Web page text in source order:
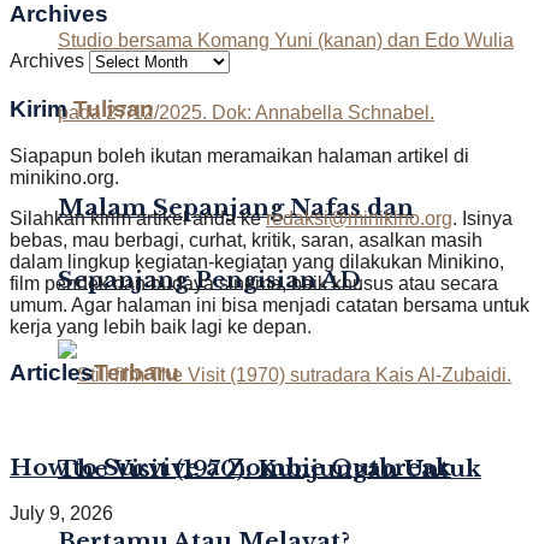
Malam Sepanjang Nafas dan
Sepanjang Pengisian AD
The Visit (1970): Kunjungan Untuk
Archives
Archives
KirimTulisan
Siapapun boleh ikutan meramaikan halaman artikel di
minikino.org.
Silahkan kirim artikel anda keredaksi@minikino.org. Isinya
bebas, mau berbagi, curhat, kritik, saran, asalkan masih
dalam lingkup kegiatan-kegiatan yang dilakukan Minikino,
film pendek dan budaya sinema, baik khusus atau secara
umum. Agar halaman ini bisa menjadi catatan bersama untuk
kerja yang lebih baik lagi ke depan.
ArticlesTerbaru
How to Survive a Zombie Outbreak
July 9, 2026